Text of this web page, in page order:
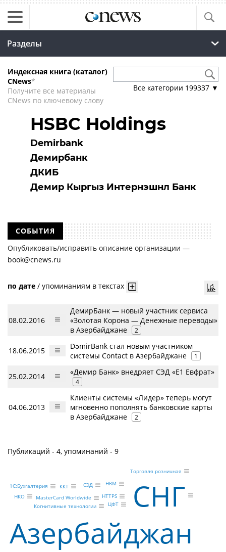
Разделы
Индексная книга (каталог)
CNews*
Получите все материалы
CNews по ключевому слову
Все категории 199337 ▼
HSBC Holdings
Demirbank
Демирбанк
ДКИБ
Демир Кыргыз Интернэшнл Банк
СОБЫТИЯ
Опубликовать/исправить описание организации —
book@cnews.ru
по дате / упоминаниям в текстах
08.02.2016
ДемирБанк — новый участник сервиса
«Золотая Корона — Денежные переводы»
в Азербайджане
2
18.06.2015
DəmirBank стал новым участником
системы Contact в Азербайджане
1
25.02.2014 «Демир Банк» внедряет СЭД «Е1 Евфрат»
4
04.06.2013
Клиенты системы «Лидер» теперь могут
мгновенно пополнять банковские карты
в Азербайджане
2
Публикаций - 4, упоминаний - 9
Азербайджан
СНГ
ЦФТ
Когнитивные технологии
MasterCard Worldwide HTTPS
HRM
СЭД
ККТ
1С:Бухгалтерия
Торговля розничная
НКО